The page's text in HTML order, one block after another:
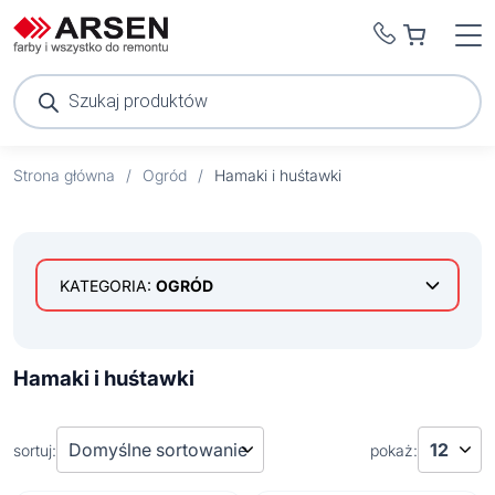
Wyszukiwarka
produktów
Strona główna / Ogród / Hamaki i huśtawki
KATEGORIA: OGRÓD
Elektryczne maszyny ogrodnicze –
wielofunkcyjne urządzenia
Hamaki i huśtawki
sortuj: pokaż: